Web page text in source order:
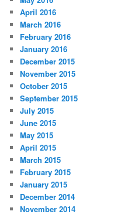
April 2016
March 2016
February 2016
January 2016
December 2015
November 2015
October 2015
September 2015
July 2015
June 2015
May 2015
April 2015
March 2015
February 2015
January 2015
December 2014
November 2014